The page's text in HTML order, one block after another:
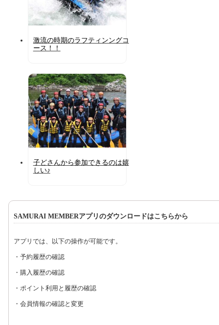
激流の時期のラフティンングコ
ース！！
子どさんから参加できるのは嬉
しい♪
SAMURAI MEMBERアプリのダウンロードはこちらから
アプリでは、以下の操作が可能です。
・予約履歴の確認
・購入履歴の確認
・ポイント利用と履歴の確認
・会員情報の確認と変更